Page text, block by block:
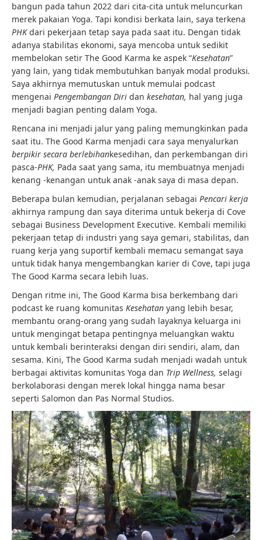
bangun pada tahun 2022 dari cita-cita untuk meluncurkan
merek pakaian Yoga. Tapi kondisi berkata lain, saya terkena
PHKdari pekerjaan tetap saya pada saat itu. Dengan tidak
adanya stabilitas ekonomi, saya mencoba untuk sedikit
membelokan setir The Good Karma ke aspek “Kesehatan”
yang lain, yang tidak membutuhkan banyak modal produksi.
Saya akhirnya memutuskan untuk memulai podcast
mengenai Pengembangan Diri dan kesehatan, hal yang juga
menjadi bagian penting dalam Yoga.
Rencana ini menjadi jalur yang paling memungkinkan pada
saat itu. The Good Karma menjadi cara saya menyalurkan
berpikir secara berlebihankesedihan, dan perkembangan diri
pasca-PHK, Pada saat yang sama, itu membuatnya menjadi
kenang -kenangan untuk anak -anak saya di masa depan.
Beberapa bulan kemudian, perjalanan sebagai Pencari kerja
akhirnya rampung dan saya diterima untuk bekerja di Cove
sebagai Business Development Executive. Kembali memiliki
pekerjaan tetap di industri yang saya gemari, stabilitas, dan
ruang kerja yang suportif kembali memacu semangat saya
untuk tidak hanya mengembangkan karier di Cove, tapi juga
The Good Karma secara lebih luas.
Dengan ritme ini, The Good Karma bisa berkembang dari
podcast ke ruang komunitas Kesehatan yang lebih besar,
membantu orang-orang yang sudah layaknya keluarga ini
untuk mengingat betapa pentingnya meluangkan waktu
untuk kembali berinteraksi dengan diri sendiri, alam, dan
sesama. Kini, The Good Karma sudah menjadi wadah untuk
berbagai aktivitas komunitas Yoga dan Trip Wellness, selagi
berkolaborasi dengan merek lokal hingga nama besar
seperti Salomon dan Pas Normal Studios.